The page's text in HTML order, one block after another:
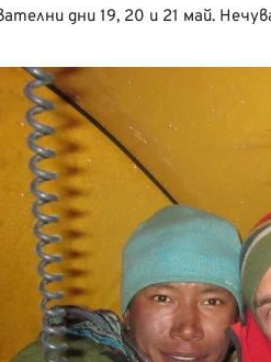
дни 19, 20 и 21 май.